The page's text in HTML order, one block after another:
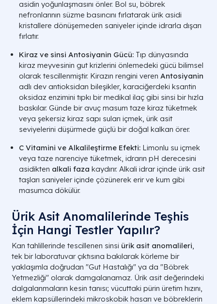
asidin yoğunlaşmasını önler. Bol su, böbrek
nefronlarının süzme basıncını fırlatarak ürik asidi
kristallere dönüşemeden saniyeler içinde idrarla dışarı
fırlatır.
Kiraz ve sinsi Antosiyanin Gücü: Tıp dünyasında
kiraz meyvesinin gut krizlerini önlemedeki gücü bilimsel
olarak tescillenmiştir. Kirazın rengini veren Antosiyanin
adlı dev antioksidan bileşikler, karaciğerdeki ksantin
oksidaz enzimini tıpkı bir medikal ilaç gibi sinsi bir hızla
baskılar. Günde bir avuç masum taze kiraz tüketmek
veya şekersiz kiraz sapı suları içmek, ürik asit
seviyelerini düşürmede güçlü bir doğal kalkan örer.
C Vitamini ve Alkalileştirme Efekti: Limonlu su içmek
veya taze narenciye tüketmek, idrarın pH derecesini
asidikten alkali faza kaydırır. Alkali idrar içinde ürik asit
taşları saniyeler içinde çözünerek erir ve kum gibi
masumca dökülür.
Ürik Asit Anomalilerinde Teşhis
İçin Hangi Testler Yapılır?
Kan tahlillerinde tescillenen sinsi ürik asit anomalileri,
tek bir laboratuvar çıktısına bakılarak körleme bir
yaklaşımla doğrudan "Gut Hastalığı" ya da "Böbrek
Yetmezliği" olarak damgalanamaz. Ürik asit değerindeki
dalgalanmaların kesin tanısı; vücuttaki pürin üretim hızını,
eklem kapsüllerindeki mikroskobik hasarı ve böbreklerin